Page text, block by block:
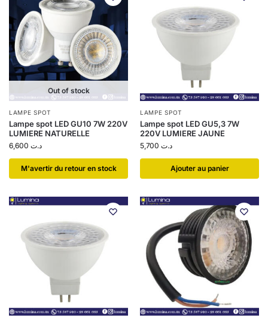
Out of stock
LAMPE SPOT
Lampe spot LED GU10 7W 220V
LUMIERE NATURELLE
د.ت
​M'avertir du retour en stock
LAMPE SPOT
Lampe spot LED GU5,3 7W
220V LUMIERE JAUNE
د.ت
Ajouter au panier